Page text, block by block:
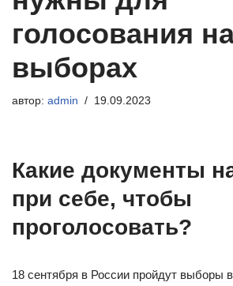
голосования
выборах
автор: admin 19.09.2023
Какие документы
при себе, чтобы
проголосовать?
18 сентября в России пройдут выборы